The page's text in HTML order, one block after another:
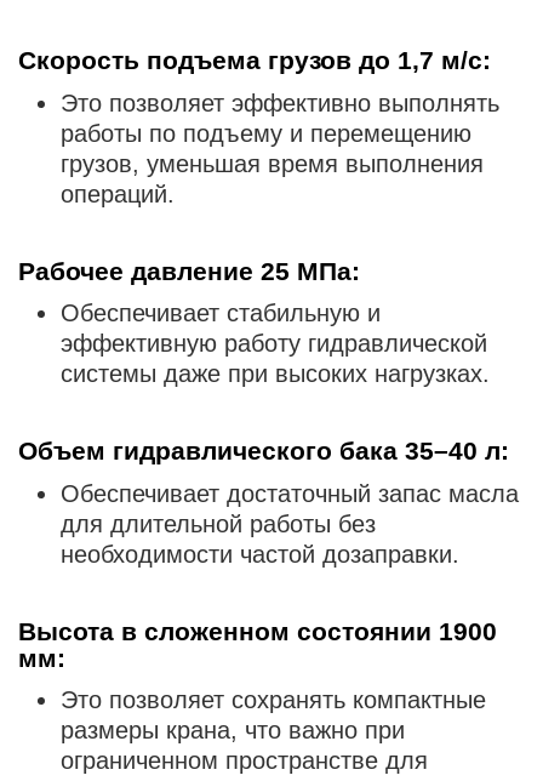
Скорость подъема грузов до 1,7 м/с:
Это позволяет эффективно выполнять
работы по подъему и перемещению
грузов, уменьшая время выполнения
операций.
Рабочее давление 25 МПа:
Обеспечивает стабильную и
эффективную работу гидравлической
системы даже при высоких нагрузках.
Объем гидравлического бака 35–40 л:
Обеспечивает достаточный запас масла
для длительной работы без
необходимости частой дозаправки.
Высота в сложенном состоянии 1900
мм:
Это позволяет сохранять компактные
размеры крана, что важно при
ограниченном пространстве для